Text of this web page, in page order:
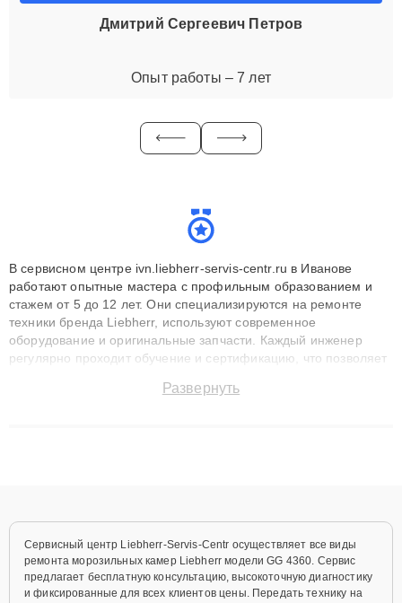
Дмитрий Сергеевич Петров
Опыт работы – 7 лет
В сервисном центре ivn.liebherr-servis-centr.ru в Иванове
работают опытные мастера с профильным образованием и
стажем от 5 до 12 лет. Они специализируются на ремонте
техники бренда Liebherr, используют современное
оборудование и оригинальные запчасти. Каждый инженер
регулярно проходит обучение и сертификацию, что позволяет
технику с сохранением гарантии до 3 лет. Наши мастера
Развернуть
Сервисный центр Liebherr-Servis-Centr осуществляет все виды
ремонта морозильных камер Liebherr модели GG 4360. Сервис
предлагает бесплатную консультацию, высокоточную диагностику
и фиксированные для всех клиентов цены. Передать технику на